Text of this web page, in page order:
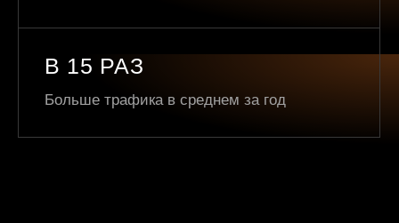
В 15 РАЗ
Больше трафика в среднем за год